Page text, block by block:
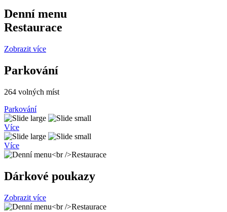
Denní menu
Restaurace
Zobrazit více
Parkování
264 volných míst
Parkování
Více
Více
Dárkové poukazy
Zobrazit více